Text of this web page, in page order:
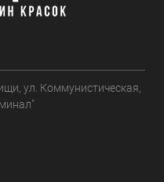
ул. Коммунистическая,